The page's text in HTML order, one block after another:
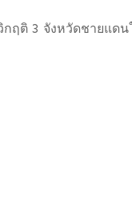
ฤติ 3 จังหวัดชายแดน